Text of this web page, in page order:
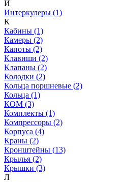
И
Интеркулеры (1)
К
Кабины (1)
Камеры (2)
Капоты (2)
Клавиши (2)
Клапаны (2)
Колодки (2)
Кольца поршневые (2)
Кольца (1)
КОМ (3)
Комплекты (1)
Компрессоры (2)
Корпуса (4)
Краны (2)
Кронштейны (13)
Крылья (2)
Крышки (3)
Л